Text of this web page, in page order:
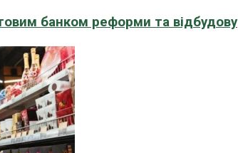
банком реформи та відбудову